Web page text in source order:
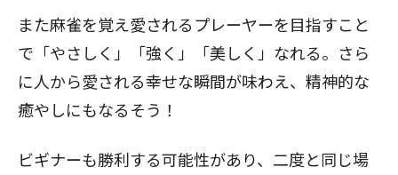
また麻雀を覚え愛されるプレーヤーを目指すこと
で「やさしく」「強く」「美しく」なれる。さら
に人から愛される幸せな瞬間が味わえ、精神的な
癒やしにもなるそう！
ビギナーも勝利する可能性があり、二度と同じ場